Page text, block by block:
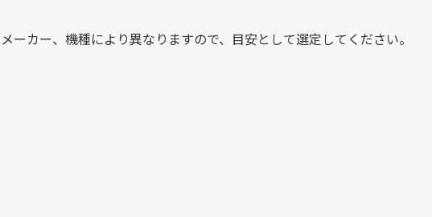
ーカー、機種により異なりますので、目安として選定してください。